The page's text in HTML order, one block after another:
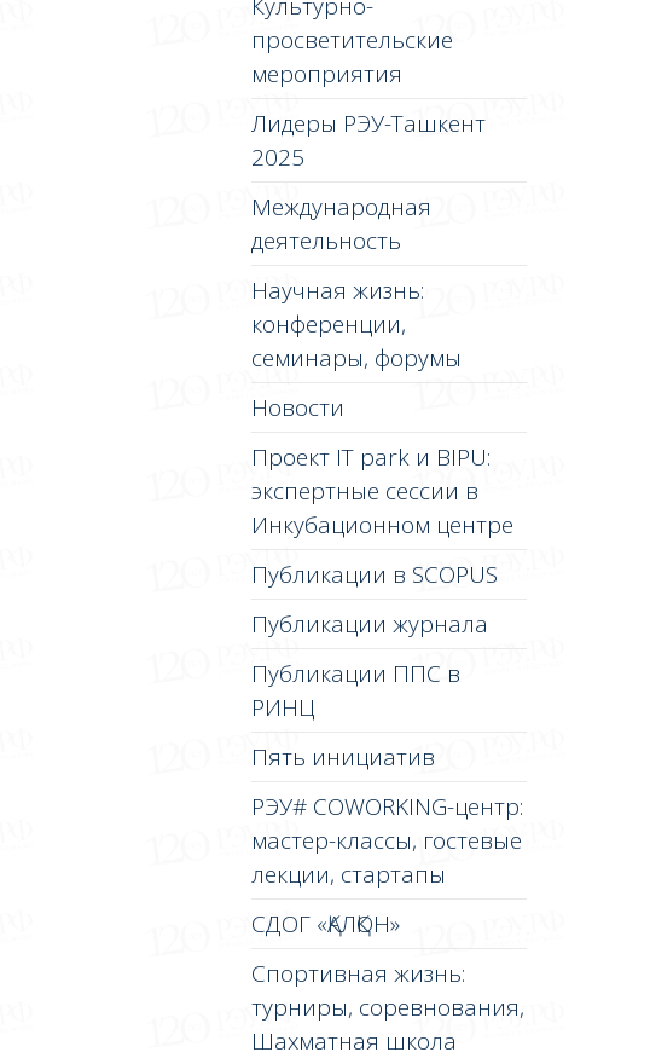
просветительские
мероприятия
Лидеры РЭУ-Ташкент
2025
Международная
деятельность
Научная жизнь:
конференции,
семинары, форумы
Новости
Проект IT park и BIPU:
экспертные сессии в
Инкубационном центре
Публикации в SCOPUS
Публикации журнала
Публикации ППС в
РИНЦ
Пять инициатив
РЭУ# COWORKING-центр:
мастер-классы, гостевые
лекции, стартапы
СДОГ «ҚАЛҚОН»
Спортивная жизнь:
турниры, соревнования,
Шахматная школа